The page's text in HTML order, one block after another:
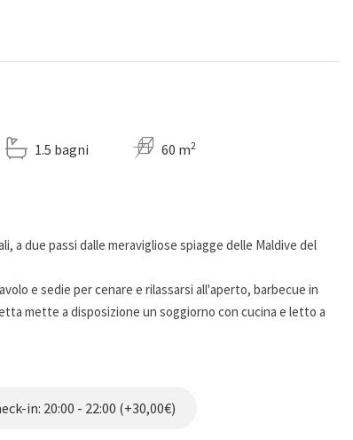
1.5 bagni 60 m2
a due passi dalle meravigliose spiagge delle Maldive del
e sedie per cenare e rilassarsi all'aperto, barbecue in
mette a disposizione un soggiorno con cucina e letto a
una quinta persona nel letto ad una piazza e mezza.
a 4 zampe al seguito (previsto un piccolo supplemento
in: 20:00 - 22:00 (+30,00€)